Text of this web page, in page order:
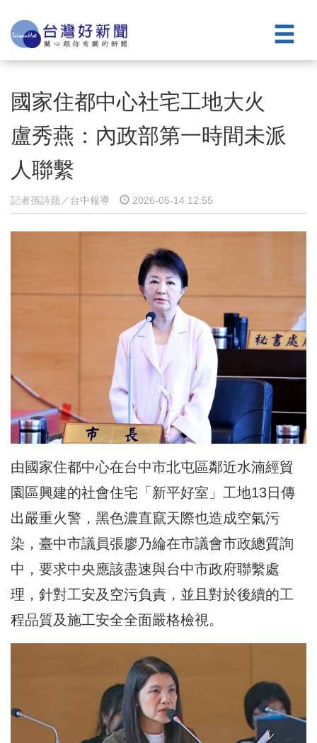
國家住都中心社宅工地大火
盧秀燕：內政部第一時間未派
人聯繫
記者孫詩蘋／台中報導 2026-05-14 12:55
由國家住都中心在台中市北屯區鄰近水湳經貿
園區興建的社會住宅「新平好室」工地13日傳
出嚴重火警，黑色濃直竄天際也造成空氣污
染，臺中市議員張廖乃綸在市議會市政總質詢
中，要求中央應該盡速與台中市政府聯繫處
理，針對工安及空污負責，並且對於後續的工
程品質及施工安全全面嚴格檢視。